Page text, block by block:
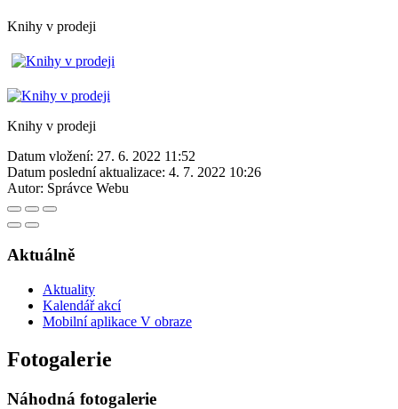
Knihy v prodeji
Knihy v prodeji
Datum vložení: 27. 6. 2022 11:52
Datum poslední aktualizace: 4. 7. 2022 10:26
Autor: Správce Webu
Aktuálně
Aktuality
Kalendář akcí
Mobilní aplikace V obraze
Fotogalerie
Náhodná fotogalerie